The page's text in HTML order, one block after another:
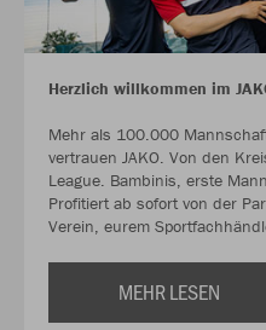
Herzlich willkommen im
Mehr als 100.000
vertrauen JAKO. Von den
League. Bambinis, erste
Profitiert ab sofort von der
Verein, eurem
MEHR LESEN